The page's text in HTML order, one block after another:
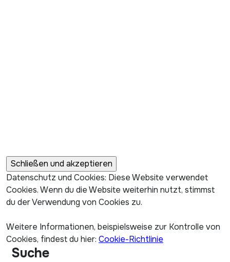
Datenschutz und Cookies: Diese Website verwendet
Cookies. Wenn du die Website weiterhin nutzt, stimmst
du der Verwendung von Cookies zu.
Weitere Informationen, beispielsweise zur Kontrolle von
Cookies, findest du hier: Cookie-Richtlinie
Suche